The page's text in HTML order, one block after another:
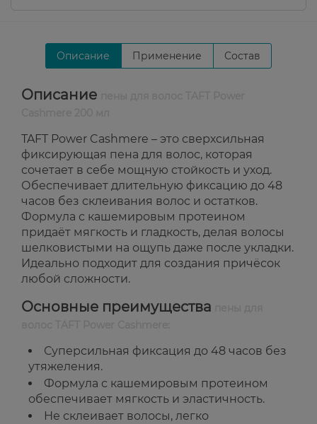
Описание Применение Состав
Описание
TAFT Power Cashmere – это сверхсильная
фиксирующая пена для волос, которая
сочетает в себе мощную стойкость и уход.
Обеспечивает длительную фиксацию до 48
часов без склеивания волос и остатков.
Формула с кашемировым протеином
придаёт мягкость и гладкость, делая волосы
шелковистыми на ощупь даже после укладки.
Идеально подходит для создания причёсок
любой сложности.
Основные преимущества
Суперсильная фиксация до 48 часов без
утяжеления.
Формула с кашемировым протеином
обеспечивает мягкость и эластичность.
Не склеивает волосы, легко